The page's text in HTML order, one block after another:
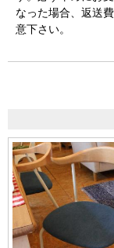
なった場合、返送
意下さい。